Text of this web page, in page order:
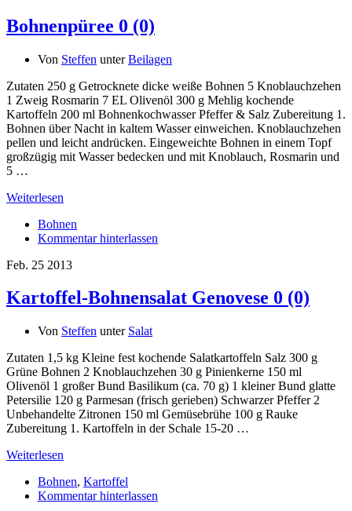
Bohnenpüree 0 (0)
Von Steffen unterBeilagen
Zutaten 250 g Getrocknete dicke weiße Bohnen 5 Knoblauchzehen
1 Zweig Rosmarin 7 EL Olivenöl 300 g Mehlig kochende
Kartoffeln 200 ml Bohnenkochwasser Pfeffer & Salz Zubereitung 1.
Bohnen über Nacht in kaltem Wasser einweichen. Knoblauchzehen
pellen und leicht andrücken. Eingeweichte Bohnen in einem Topf
großzügig mit Wasser bedecken und mit Knoblauch, Rosmarin und
5 …
Weiterlesen
Bohnen
Kommentar hinterlassen
Feb. 25 2013
Kartoffel-Bohnensalat Genovese 0 (0)
Von Steffen unter Salat
Zutaten 1,5 kg Kleine fest kochende Salatkartoffeln Salz 300 g
Grüne Bohnen 2 Knoblauchzehen 30 g Pinienkerne 150 ml
Olivenöl 1 großer Bund Basilikum (ca. 70 g) 1 kleiner Bund glatte
Petersilie 120 g Parmesan (frisch gerieben) Schwarzer Pfeffer 2
Unbehandelte Zitronen 150 ml Gemüsebrühe 100 g Rauke
Zubereitung 1. Kartoffeln in der Schale 15-20 …
Weiterlesen
Bohnen, Kartoffel
Kommentar hinterlassen